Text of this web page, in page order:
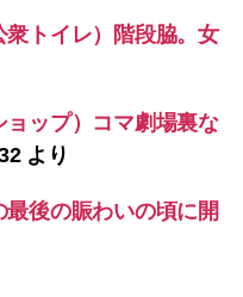
トイレ）階段脇。女
ップ）コマ劇場裏な
より
後の賑わいの頃に開